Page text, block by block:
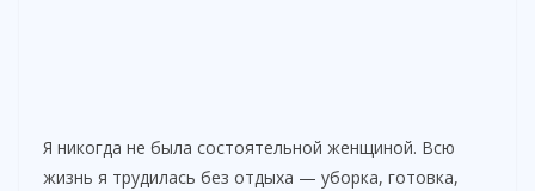
Я никогда не была состоятельной женщиной. Всю
жизнь я трудилась без отдыха — уборка, готовка,